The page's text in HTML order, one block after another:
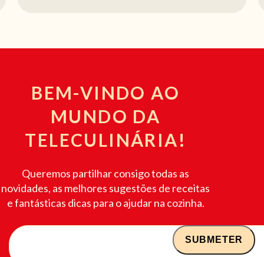
BEM-VINDO AO
MUNDO DA
TELECULINÁRIA!
Queremos partilhar consigo todas as
novidades, as melhores sugestões de receitas
e fantásticas dicas para o ajudar na cozinha.